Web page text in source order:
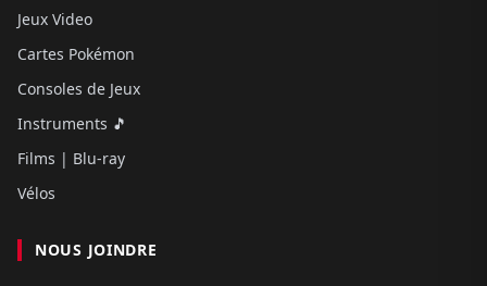
Jeux Video
Cartes Pokémon
Consoles de Jeux
Instruments 🎵
Films | Blu-ray
Vélos
NOUS JOINDRE